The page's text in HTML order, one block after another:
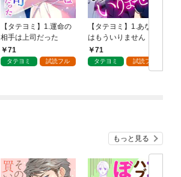
【タテヨミ】1.運命の
相手は上司だった
71
タテヨミ 試読フル
【タテヨミ】1.あなた
はもういりません
71
タテヨミ 試読フル
もっと見る